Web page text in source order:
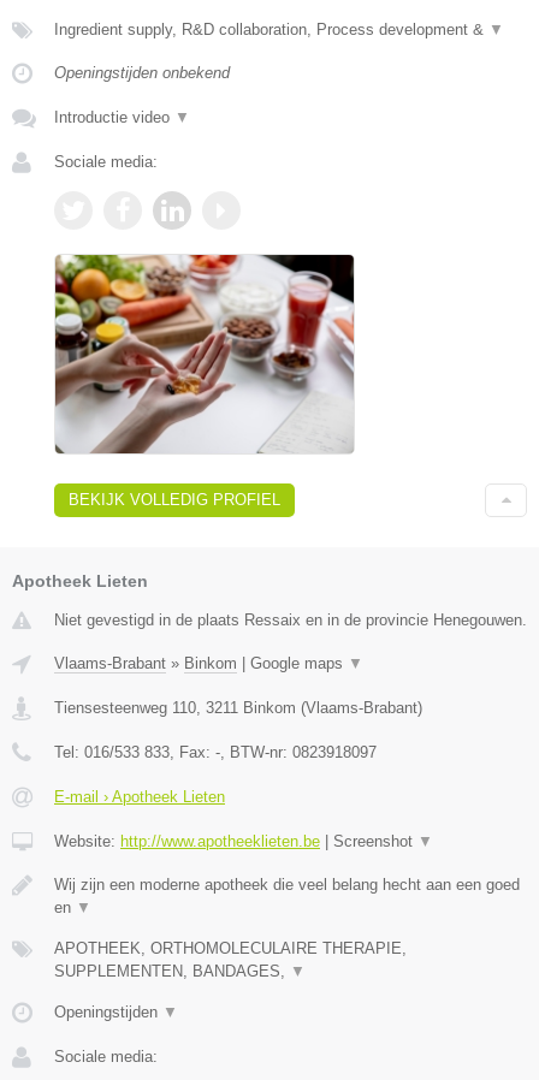
Ingredient supply, R&D collaboration, Process development & ▼
Openingstijden onbekend
Introductie video ▼
Sociale media:
BEKIJK VOLLEDIG PROFIEL
Apotheek Lieten
Niet gevestigd in de plaats Ressaix en in de provincie Henegouwen.
Vlaams-Brabant » Binkom Google maps ▼
Tiensesteenweg 110 3211 Binkom (Vlaams-Brabant)
Tel: 016/533 833 , Fax: - , BTW-nr: 0823918097
E-mail › Apotheek Lieten
Website: http://www.apotheeklieten.be Screenshot ▼
Wij zijn een moderne apotheek die veel belang hecht aan een goed
en ▼
APOTHEEK, ORTHOMOLECULAIRE THERAPIE,
SUPPLEMENTEN, BANDAGES,
▼
Openingstijden ▼
Sociale media: